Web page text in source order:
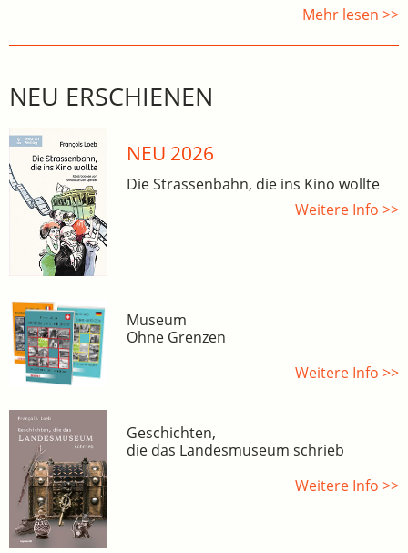
Mehr lesen >>
NEU ERSCHIENEN
NEU 2026
Die Strassenbahn, die ins Kino wollte
Weitere Info >>
Museum
Ohne Grenzen
Weitere Info >>
Geschichten,
die das Landesmuseum schrieb
Weitere Info >>